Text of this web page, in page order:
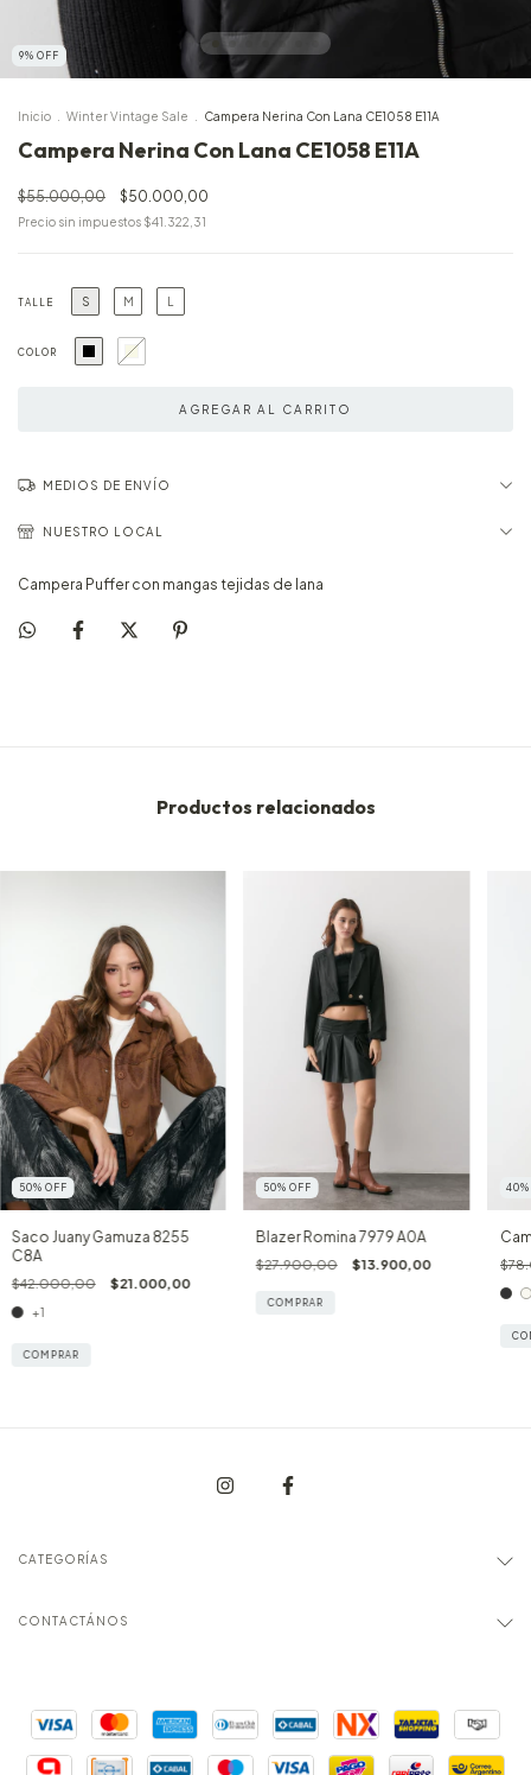
9% OFF
Inicio Winter Vintage Sale Campera Nerina Con Lana CE1058 E11A
Campera Nerina Con Lana CE1058 E11A
$55.000,00 $50.000,00
Precio sin impuestos $41.322,31
TALLE S M L
COLOR
MEDIOS DE ENVÍO
NUESTRO LOCAL
Campera Puffer con mangas tejidas de lana
Productos relacionados
50% OFF
Saco Juany Gamuza 8255
C8A
$42.000,00 $21.000,00
+1
COMPRAR
50% OFF
Blazer Romina 7979 A0A
$27.900,00 $13.900,00
COMPRAR
40
CATEGORÍAS
CONTACTÁNOS